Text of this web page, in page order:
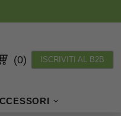
(0) ISCRIVITI AL B2B